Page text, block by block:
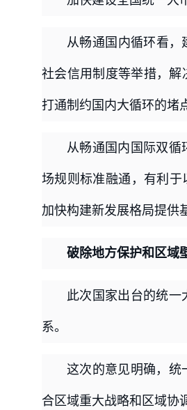
从畅通国内循环看，
社会信用制度等举措，
打通制约国内大循环的堵
从畅通国内国际双循
场规则标准融通，有利于
加快构建新发展格局提供
破除地方保护和区域
此次国家出台的统一
系。
这次的意见明确，统
合区域重大战略和区域协